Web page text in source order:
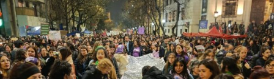
provee biodiversidad, y a una soberanía que se pierde río
abajo. Viaje en barco de MU desde el bajo delta
bonaerense, para conocer y escuchar a isleños,
productores, docentes, ambientalistas y vecinos que
resisten otra avanzada sobre un territorio en disputa.
Descargar la Mu en PDF